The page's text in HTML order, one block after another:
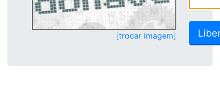
[trocar imagem]